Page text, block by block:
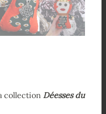
collection Déesses du